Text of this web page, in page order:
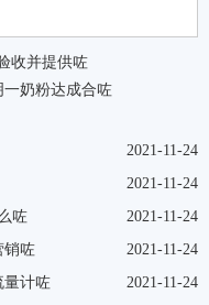
收并提供咗
奶粉达成合咗
2021-11-24
2021-11-24
2021-11-24
咗
2021-11-24
销咗
2021-11-24
量计咗